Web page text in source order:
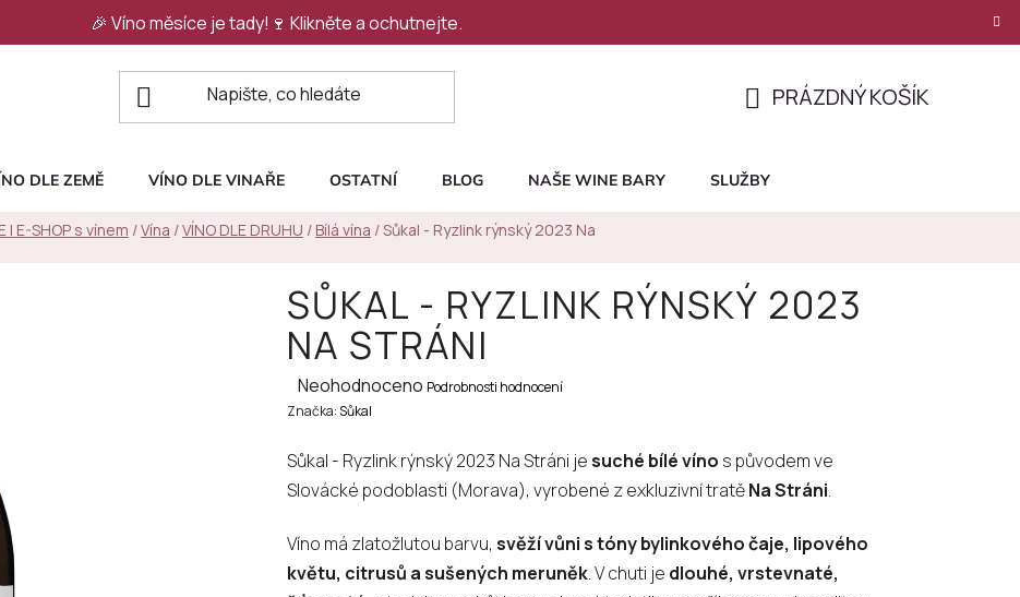
🎉 Víno měsíce je tady!🍷 Klikněte a ochutnejte.
KOŠÍK
PRÁZDNÝ KOŠÍK
DLE ZEMĚ VÍNO DLE VINAŘE OSTATNÍ BLOG NAŠE WINE BARY SLUŽBY
| E-SHOP s vínem /Vína /VÍNO DLE DRUHU / Bílá vína /Sůkal - Ryzlink rýnský 2023 Na
SŮKAL - RYZLINK RÝNSKÝ 2023
NA STRÁNI
Průměrné
hodnocení
je
0,0
z
hvězdiček.
Neohodnoceno Podrobnosti hodnocení
Značka:Sůkal
Sůkal - Ryzlink rýnský 2023 Na Stráni jesuché bílé víno s původem ve
Slovácké podoblasti (Morava), vyrobené z exkluzivní tratěNa Stráni.
Víno má zlatožlutou barvu, svěží vůni s tóny bylinkového čaje, lipového
květu, citrusů a sušených meruněk. V chuti je dlouhé, vrstevnaté,